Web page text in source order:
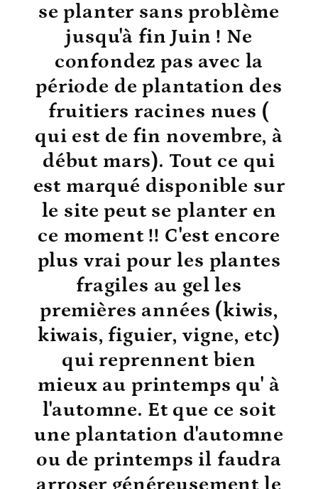
se planter sans problème
jusqu'à fin Juin ! Ne
confondez pas avec la
période de plantation des
fruitiers racines nues (
qui est de fin novembre, à
début mars). Tout ce qui
est marqué disponible sur
le site peut se planter en
ce moment !! C'est encore
plus vrai pour les plantes
fragiles au gel les
premières années (kiwis,
kiwais, figuier, vigne, etc)
qui reprennent bien
mieux au printemps qu' à
l'automne. Et que ce soit
une plantation d'automne
ou de printemps il faudra